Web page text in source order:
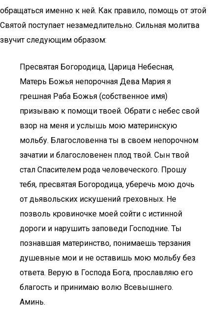
обращаться именно к ней. Как правило, помощь от этой
Святой поступает незамедлительно. Сильная молитва
звучит следующим образом:
Пресвятая Богородица, Царица Небесная,
Матерь Божья непорочная Дева Мария я
грешная Раба Божья (собственное имя)
призываю к помощи твоей. Обрати с небес свой
взор на меня и услышь мою материнскую
мольбу. Благословенна ты в своем непорочном
зачатии и благословенен плод твой. Сын твой
стал Спасителем рода человеческого. Прошу
тебя, пресвятая Богородица, уберечь мою дочь
от дьявольских искушений греховных. Не
позволь кровиночке моей сойти с истинной
дороги и нарушить заповеди Господние. Ты
познавшая материнство, понимаешь терзания
душевные мои и не оставишь мою мольбу без
ответа. Верую в Господа Бога, прославляю его
благость и принимаю волю Всевышнего.
Аминь.